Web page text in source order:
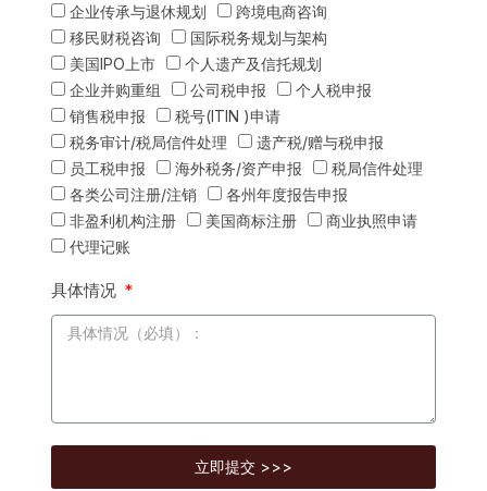
企业传承与退休规划
跨境电商咨询
移民财税咨询
国际税务规划与架构
美国IPO上市
个人遗产及信托规划
企业并购重组
公司税申报
个人税申报
销售税申报
税号(ITIN )申请
税务审计/税局信件处理
遗产税/赠与税申报
员工税申报
海外税务/资产申报
税局信件处理
各类公司注册/注销
各州年度报告申报
非盈利机构注册
美国商标注册
商业执照申请
代理记账
具体情况
立即提交 >>>